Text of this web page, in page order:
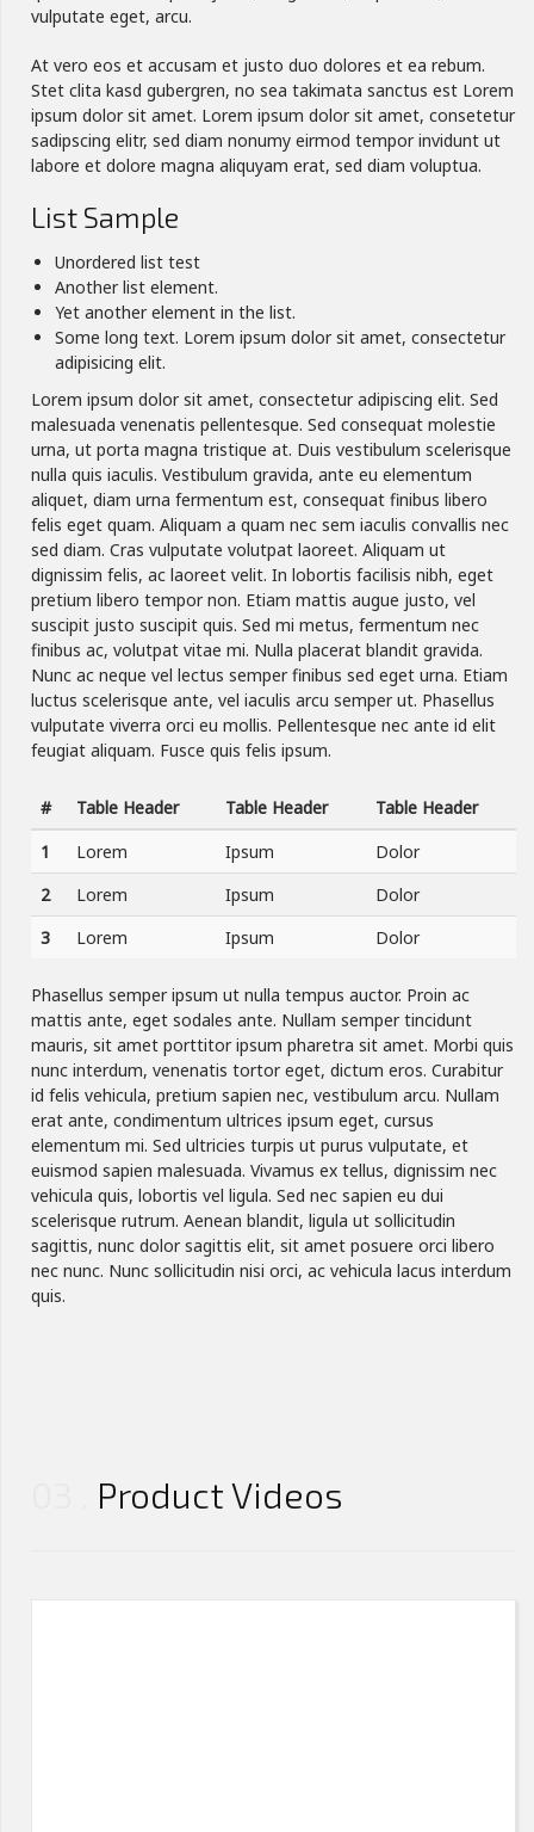
vulputate eget, arcu.
At vero eos et accusam et justo duo dolores et ea rebum.
Stet clita kasd gubergren, no sea takimata sanctus est Lorem
ipsum dolor sit amet. Lorem ipsum dolor sit amet, consetetur
sadipscing elitr, sed diam nonumy eirmod tempor invidunt ut
labore et dolore magna aliquyam erat, sed diam voluptua.
List Sample
Unordered list test
Another list element.
Yet another element in the list.
Some long text. Lorem ipsum dolor sit amet, consectetur
adipisicing elit.
Lorem ipsum dolor sit amet, consectetur adipiscing elit. Sed
malesuada venenatis pellentesque. Sed consequat molestie
urna, ut porta magna tristique at. Duis vestibulum scelerisque
nulla quis iaculis. Vestibulum gravida, ante eu elementum
aliquet, diam urna fermentum est, consequat finibus libero
felis eget quam. Aliquam a quam nec sem iaculis convallis nec
sed diam. Cras vulputate volutpat laoreet. Aliquam ut
dignissim felis, ac laoreet velit. In lobortis facilisis nibh, eget
pretium libero tempor non. Etiam mattis augue justo, vel
suscipit justo suscipit quis. Sed mi metus, fermentum nec
finibus ac, volutpat vitae mi. Nulla placerat blandit gravida.
Nunc ac neque vel lectus semper finibus sed eget urna. Etiam
luctus scelerisque ante, vel iaculis arcu semper ut. Phasellus
vulputate viverra orci eu mollis. Pellentesque nec ante id elit
feugiat aliquam. Fusce quis felis ipsum.
# Table Header Table Header
Table Header
1
Lorem Ipsum
Dolor
2
Lorem Ipsum
Dolor
3
Lorem Ipsum Dolor
Phasellus semper ipsum ut nulla tempus auctor. Proin ac
mattis ante, eget sodales ante. Nullam semper tincidunt
mauris, sit amet porttitor ipsum pharetra sit amet. Morbi quis
nunc interdum, venenatis tortor eget, dictum eros. Curabitur
id felis vehicula, pretium sapien nec, vestibulum arcu. Nullam
erat ante, condimentum ultrices ipsum eget, cursus
elementum mi. Sed ultricies turpis ut purus vulputate, et
euismod sapien malesuada. Vivamus ex tellus, dignissim nec
vehicula quis, lobortis vel ligula. Sed nec sapien eu dui
scelerisque rutrum. Aenean blandit, ligula ut sollicitudin
sagittis, nunc dolor sagittis elit, sit amet posuere orci libero
nec nunc. Nunc sollicitudin nisi orci, ac vehicula lacus interdum
quis.
Product Videos